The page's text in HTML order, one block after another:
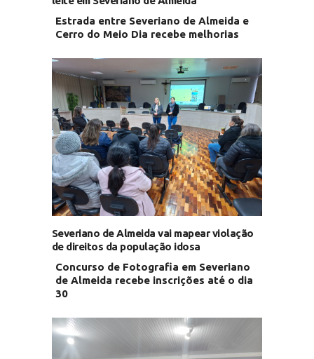
Estrada entre Severiano de Almeida e
Cerro do Meio Dia recebe melhorias
Severiano de Almeida vai mapear violação
de direitos da população idosa
Concurso de Fotografia em Severiano
de Almeida recebe inscrições até o dia
30